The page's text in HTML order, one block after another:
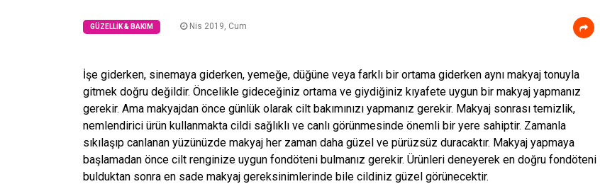
GÜZELLIK & BAKIM Nis 2019, Cum
İşe giderken, sinemaya giderken, yemeğe, düğüne veya farklı bir ortama giderken aynı makyaj tonuyla
gitmek doğru değildir. Öncelikle gideceğiniz ortama ve giydiğiniz kıyafete uygun bir makyaj yapmanız
gerekir. Ama makyajdan önce günlük olarak cilt bakımınızı yapmanız gerekir. Makyaj sonrası temizlik,
nemlendirici ürün kullanmakta cildi sağlıklı ve canlı görünmesinde önemli bir yere sahiptir. Zamanla
sıkılaşıp canlanan yüzünüzde makyaj her zaman daha güzel ve pürüzsüz duracaktır. Makyaj yapmaya
başlamadan önce cilt renginize uygun fondöteni bulmanız gerekir. Ürünleri deneyerek en doğru fondöteni
bulduktan sonra en sade makyaj gereksinimlerinde bile cildiniz güzel görünecektir.